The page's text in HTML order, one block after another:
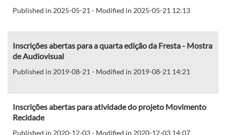
Published in 2025-05-21 - Modified in 2025-05-21 12:13
Inscrições abertas para a quarta edição da Fresta - Mostra
de Audiovisual
Published in 2019-08-21 - Modified in 2019-08-21 14:21
Inscrições abertas para atividade do projeto Movimento
Recidade
Published in 2020-12-03 - Modified in 2020-12-03 14:07